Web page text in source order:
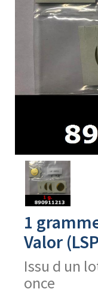
Avers
produit
1
Valor
Issu d un
once